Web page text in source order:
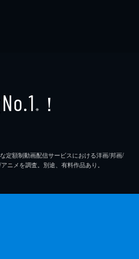
No.1 ※ ！
定額制動画配信サービスにおける洋画/邦画/
ニメを調査。別途、有料作品あり。